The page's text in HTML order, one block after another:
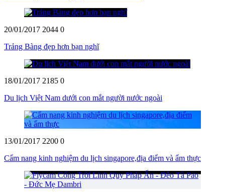
20/01/2017 2044 0
Trảng Bàng đẹp hơn bạn nghĩ
18/01/2017 2185 0
Du lịch Việt Nam dưới con mắt người nước ngoài
13/01/2017 2200 0
Cẩm nang kinh nghiệm du lịch singapore,địa điểm và ẩm thực